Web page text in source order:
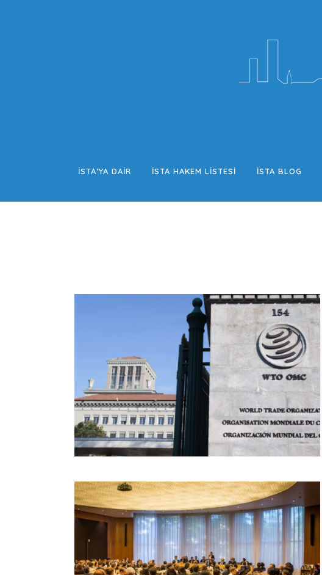
İSTA’YA DAİR İSTA HAKEM LISTESI İSTA BLOG